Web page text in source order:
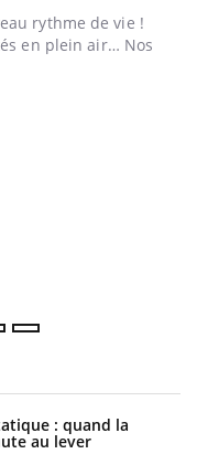
rythme de vie !
en plein air… Nos
: quand la
au lever